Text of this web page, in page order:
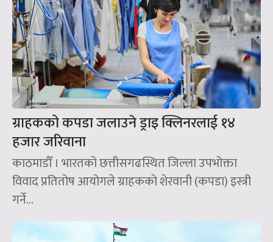
ग्राहकको कपडा जलाउने ड्राइ क्लिनरलाई १४
हजार जरिवाना
काठमाडौँ । भारतको छत्तीसगढस्थित जिल्ला उपभोक्ता
विवाद प्रतितोष आयोगले ग्राहकको शेरवानी (कपडा) इस्त्री
गर्ने...